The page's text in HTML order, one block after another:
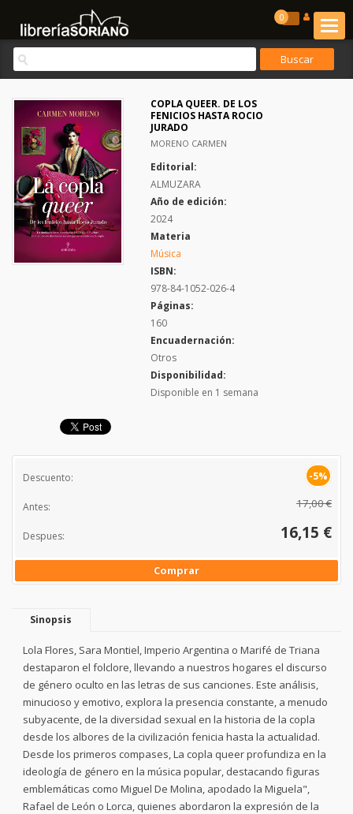
0
COPLA QUEER. DE LOS
FENICIOS HASTA ROCIO
JURADO
MORENO CARMEN
Editorial:
ALMUZARA
Año de edición:
2024
Materia
Música
ISBN:
978-84-1052-026-4
Páginas:
160
Encuadernación:
Otros
Disponibilidad:
Disponible en 1 semana
Descuento: -5%
Antes: 17,00 €
Despues: 16,15 €
Comprar
Sinopsis
Lola Flores, Sara Montiel, Imperio Argentina o Marifé de Triana
destaparon el folclore, llevando a nuestros hogares el discurso
de género oculto en las letras de sus canciones. Este análisis,
minucioso y emotivo, explora la presencia constante, a menudo
subyacente, de la diversidad sexual en la historia de la copla
desde los albores de la civilización fenicia hasta la actualidad.
Desde los primeros compases, La copla queer profundiza en la
ideología de género en la música popular, destacando figuras
emblemáticas como Miguel De Molina, apodado la Miguela",
Rafael de León o Lorca, quienes abordaron la expresión de la